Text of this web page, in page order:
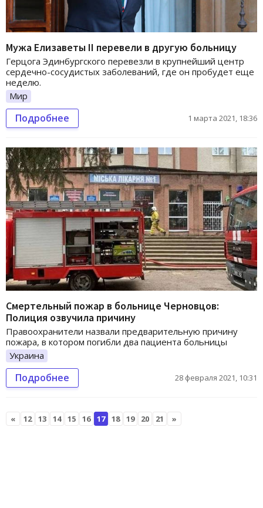
Мужа Елизаветы II перевели в другую больницу
Герцога Эдинбургского перевезли в крупнейший центр
сердечно-сосудистых заболеваний, где он пробудет еще
неделю.
Мир
Подробнее 1 марта 2021, 18:36
Смертельный пожар в больнице Черновцов:
Полиция озвучила причину
Правоохранители назвали предварительную причину
пожара, в котором погибли два пациента больницы
Украина
Подробнее 28 февраля 2021, 10:31
« 12 13 14 15 16 17 18 19 20 21 »